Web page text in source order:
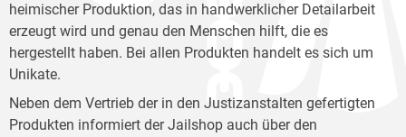
heimischer Produktion, das in handwerklicher Detailarbeit
erzeugt wird und genau den Menschen hilft, die es
hergestellt haben. Bei allen Produkten handelt es sich um
Unikate.
Neben dem Vertrieb der in den Justizanstalten gefertigten
Produkten informiert der Jailshop auch über den